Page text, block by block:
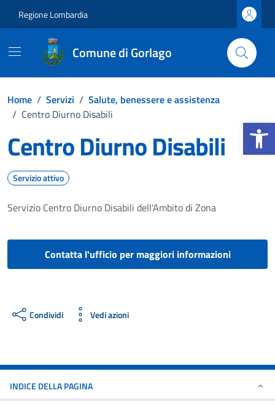
Apri la
Regione Lombardia
Comune di Gorlago
Home / Servizi / Salute, benessere e assistenza
/ Centro Diurno Disabili
Centro Diurno Disabili
Servizio attivo
Servizio Centro Diurno Disabili dell'Ambito di Zona
Contatta l'ufficio per maggiori informazioni
Condividi Vedi azioni
INDICE DELLA PAGINA